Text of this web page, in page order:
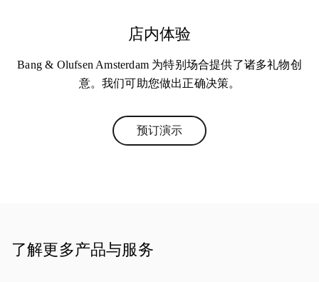
店内体验
Bang & Olufsen Amsterdam 为特别场合提供了诸多礼物创
意。我们可助您做出正确决策。
预订演示Link Opens in New Tab
了解更多产品与服务